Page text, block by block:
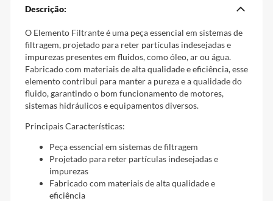
Descrição:
O Elemento Filtrante é uma peça essencial em sistemas de
filtragem, projetado para reter partículas indesejadas e
impurezas presentes em fluidos, como óleo, ar ou água.
Fabricado com materiais de alta qualidade e eficiência, esse
elemento contribui para manter a pureza e a qualidade do
fluido, garantindo o bom funcionamento de motores,
sistemas hidráulicos e equipamentos diversos.
Principais Características:
Peça essencial em sistemas de filtragem
Projetado para reter partículas indesejadas e
impurezas
Fabricado com materiais de alta qualidade e
eficiência